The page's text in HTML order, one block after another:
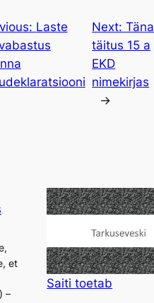
Laste
Next:Täna
täitus 15 a
EKD
nimekirjas
→
Saititoetab
et
–